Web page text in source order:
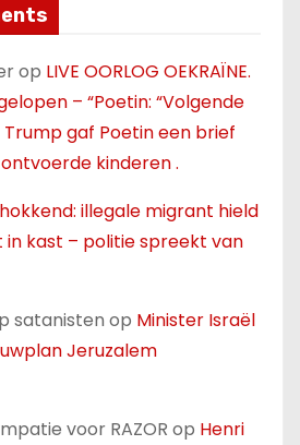
op LIVE OORLOG OEKRAÏNE.
– “Poetin: “Volgende
Trump gaf Poetin een brief
kinderen .
illegale migrant hield
in kast – politie spreekt van
satanisten op Minister Israël
Jeruzalem
voor RAZOR op Henri